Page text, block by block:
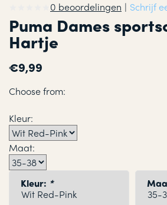
0 beoordelingen | Schrijf
Puma Dames
Hartje
€9,99
Choose from:
Kleur:
Maat:
Kleur: *